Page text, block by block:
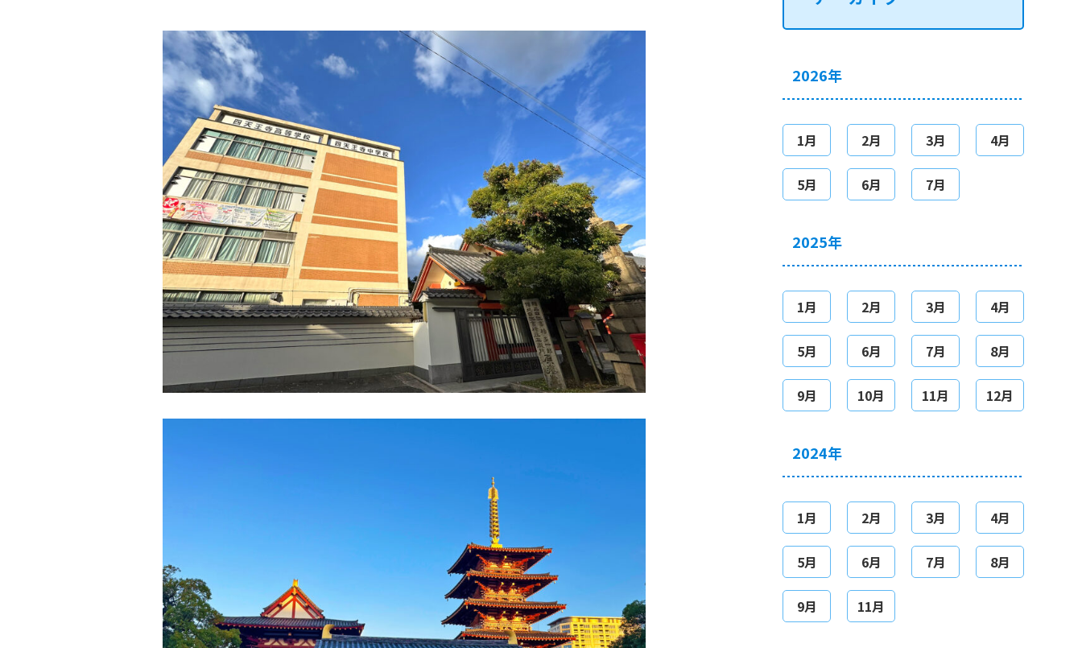
2026年
1月 2月 3月 4月
5月 6月 7月
2025年
1月 2月 3月 4月
5月 6月 7月 8月
9月 10月 11月 12月
2024年
1月 2月 3月 4月
5月 6月 7月 8月
9月 11月